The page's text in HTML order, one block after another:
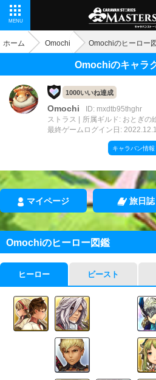
MENU
ホーム Omochi Omochiのヒーロー
Omochiのキャラ
1000いいね達成
Omochi
ID: mxdtb95thghr
ストラス
所属ギルド: おとぎの
最終ゲームログイン日:
キャラバン情報
マイページ 旅日誌
Omochiのヒーロー図鑑
ヒーロー ビースト